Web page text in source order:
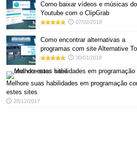
Como baixar vídeos e músicas do
Youtube com o ClipGrab
07/02/2018
Como encontrar alternativas a
programas com site Alternative To
30/01/2018
Melhore suas habilidades em programação
estes sites
28/12/2017